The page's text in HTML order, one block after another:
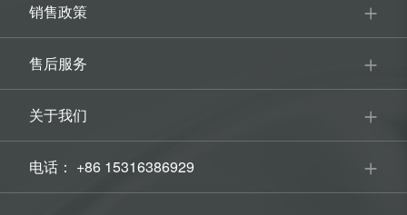
销售政策
售后服务
关于我们
电话： +86 15316386929